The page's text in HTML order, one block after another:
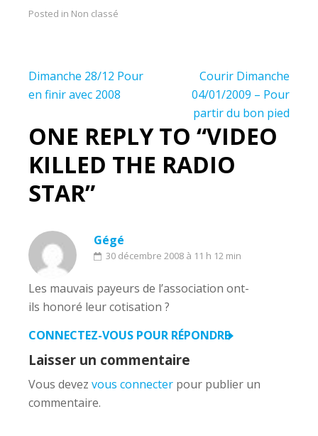
Posted in Non classé
Navigation
de
Dimanche 28/12 Pour
en finir avec 2008
Courir Dimanche
04/01/2009 – Pour
partir du bon pied
ONE REPLY TO “VIDEO
KILLED THE RADIO
STAR”
Gégé
30 décembre 2008 à 11 h 12 min
Les mauvais payeurs de l’association ont-
ils honoré leur cotisation ?
CONNECTEZ-VOUS POUR RÉPONDRE
Laisser un commentaire
Vous devez vous connecter pour publier un
commentaire.